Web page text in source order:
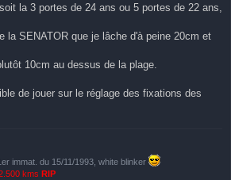
la 3 portes de 24 ans ou 5 portes de 22 ans,
la SENATOR que je lâche d'à peine 20cm et
10cm au dessus de la plage.
de jouer sur le réglage des fixations des
immat. du 15/11/1993, white blinker
kms RIP